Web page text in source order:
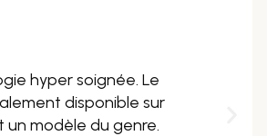
hyper soignée. Le
disponible sur
un modèle du genre.